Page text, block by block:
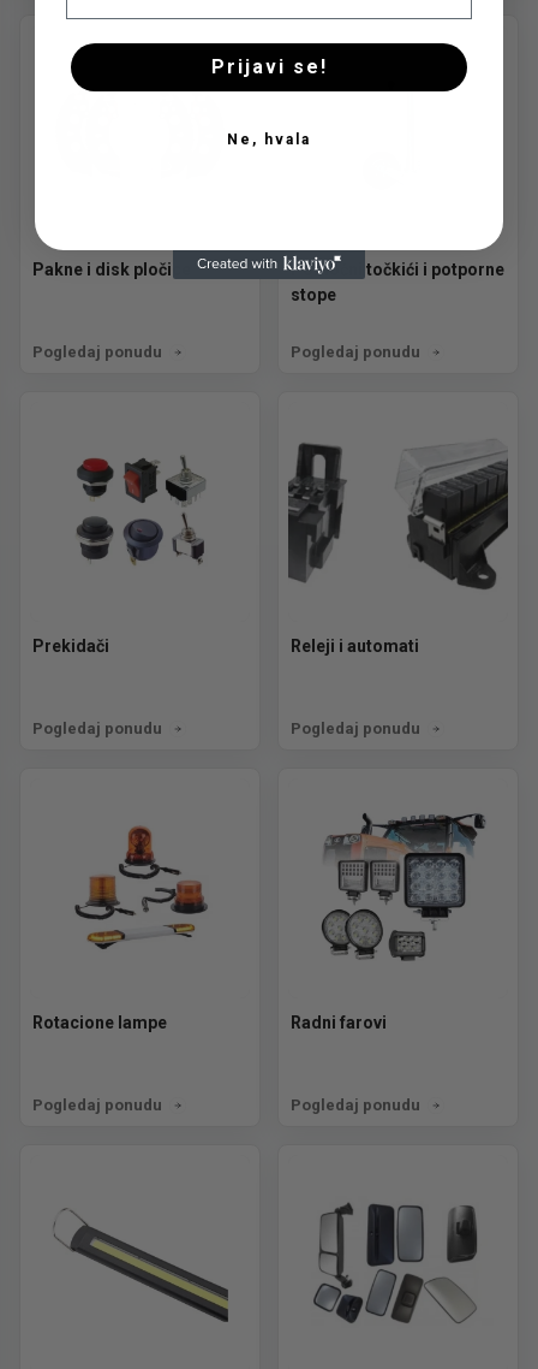
Pakne i disk pločice
Pogledaj ponudu
Pomoćni točkići i potporne
stope
Pogledaj ponudu
Prekidači
Pogledaj ponudu
Releji i automati
Pogledaj ponudu
Rotacione lampe
Pogledaj ponudu
Radni farovi
Pogledaj ponudu
Prijavi se!
Ne, hvala